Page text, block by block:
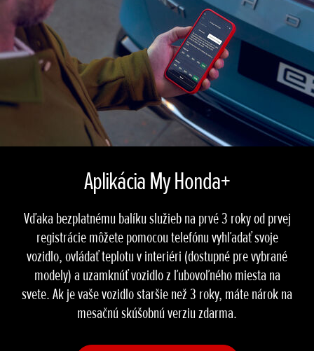
Aplikácia My Honda+
Vďaka bezplatnému balíku služieb na prvé 3 roky od prvej
registrácie môžete pomocou telefónu vyhľadať svoje
vozidlo, ovládať teplotu v interiéri (dostupné pre vybrané
modely) a uzamknúť vozidlo z ľubovoľného miesta na
svete. Ak je vaše vozidlo staršie než 3 roky, máte nárok na
mesačnú skúšobnú verziu zdarma.